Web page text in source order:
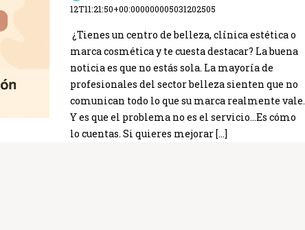
12T11:21:50+00:000000005031202505
¿Tienes un centro de belleza, clínica estética o
marca cosmética y te cuesta destacar? La buena
noticia es que no estás sola. La mayoría de
profesionales del sector belleza sienten que no
comunican todo lo que su marca realmente vale.
Y es que el problema no es el servicio…Es cómo
lo cuentas. Si quieres mejorar […]